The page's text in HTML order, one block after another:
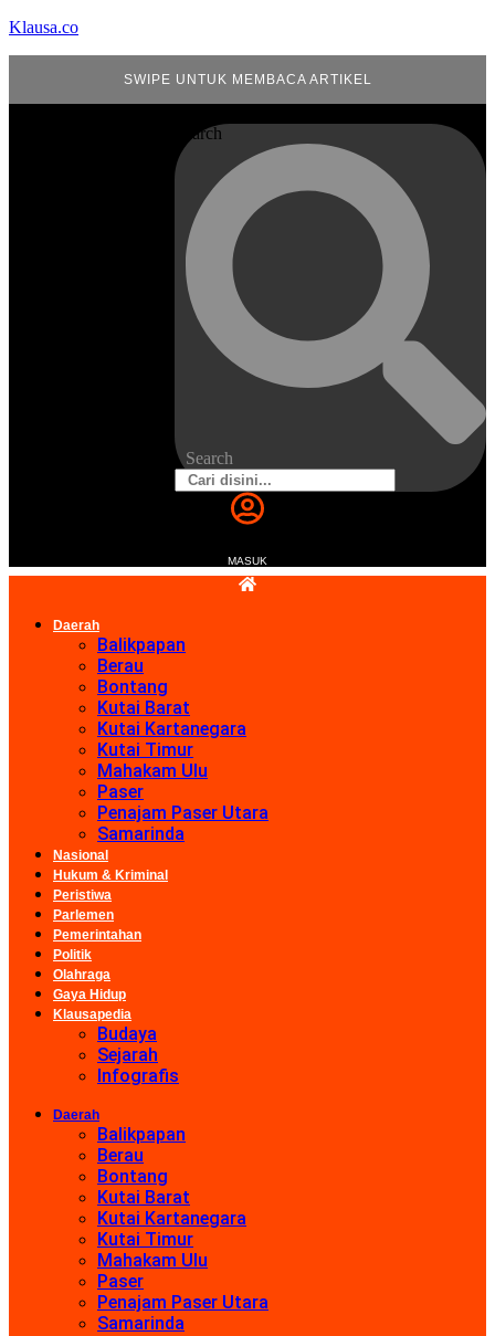
Klausa.co
SWIPE UNTUK MEMBACA ARTIKEL
Search
Search
MASUK
Daerah
Balikpapan
Berau
Bontang
Kutai Barat
Kutai Kartanegara
Kutai Timur
Mahakam Ulu
Paser
Penajam Paser Utara
Samarinda
Nasional
Hukum & Kriminal
Peristiwa
Parlemen
Pemerintahan
Politik
Olahraga
Gaya Hidup
Klausapedia
Budaya
Sejarah
Infografis
Daerah
Balikpapan
Berau
Bontang
Kutai Barat
Kutai Kartanegara
Kutai Timur
Mahakam Ulu
Paser
Penajam Paser Utara
Samarinda